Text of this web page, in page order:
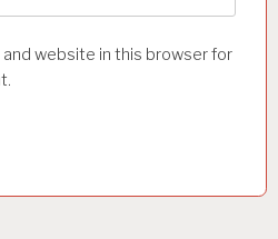
and website in this browser for